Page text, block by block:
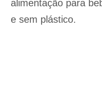
alimentação para
e sem plástico.